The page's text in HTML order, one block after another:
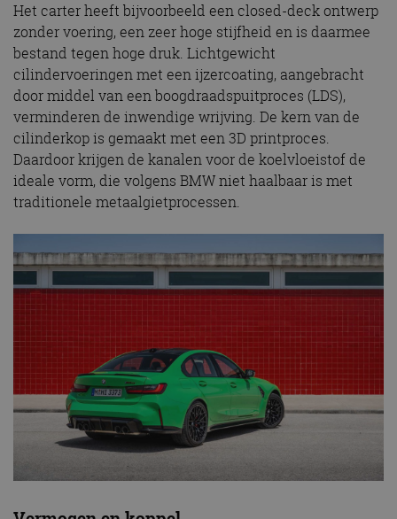
Het carter heeft bijvoorbeeld een closed-deck ontwerp
zonder voering, een zeer hoge stijfheid en is daarmee
bestand tegen hoge druk. Lichtgewicht
cilindervoeringen met een ijzercoating, aangebracht
door middel van een boogdraadspuitproces (LDS),
verminderen de inwendige wrijving. De kern van de
cilinderkop is gemaakt met een 3D printproces.
Daardoor krijgen de kanalen voor de koelvloeistof de
ideale vorm, die volgens BMW niet haalbaar is met
traditionele metaalgietprocessen.